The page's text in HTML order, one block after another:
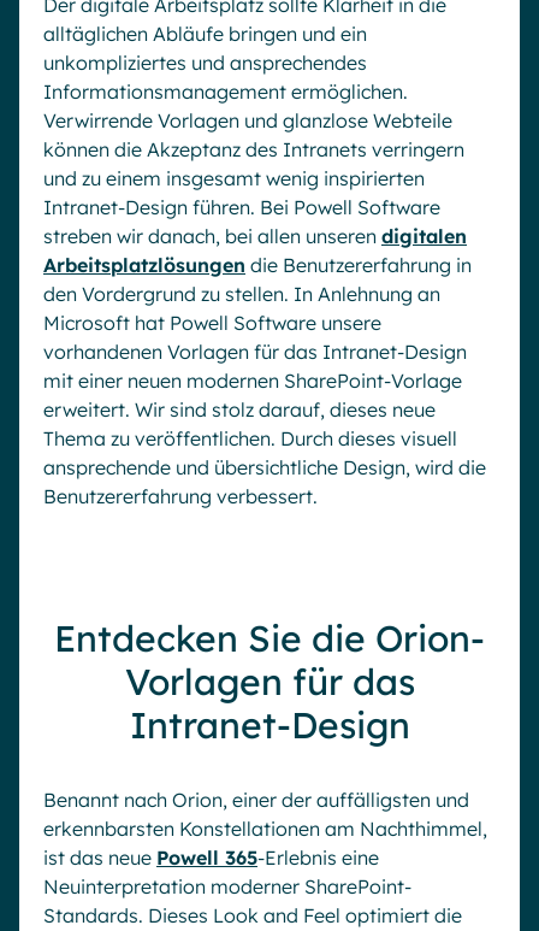
Plattform für digitale Zusammenarbeit
Digital Hub
Wissensbasis
Effizientes Wissensmanagement am Arbeitsplatz
Microsoft Gold Partner
Zertifizierter Microsoft-Experte
EnglishFrançaisDeutsch
Der digitale Arbeitsplatz sollte Klarheit in die
alltäglichen Abläufe bringen und ein
unkompliziertes und ansprechendes
Informationsmanagement ermöglichen.
Verwirrende Vorlagen und glanzlose Webteile
können die Akzeptanz des Intranets verringern
und zu einem insgesamt wenig inspirierten
Intranet-Design führen. Bei Powell Software
streben wir danach, bei allen unseren digitalen
Arbeitsplatzlösungen die Benutzererfahrung in
den Vordergrund zu stellen. In Anlehnung an
Microsoft hat Powell Software unsere
vorhandenen Vorlagen für das Intranet-Design
mit einer neuen modernen SharePoint-Vorlage
erweitert. Wir sind stolz darauf, dieses neue
Thema zu veröffentlichen. Durch dieses visuell
ansprechende und übersichtliche Design, wird die
Benutzererfahrung verbessert.
Entdecken Sie die Orion-
Vorlagen für das
Intranet-Design
Benannt nach Orion, einer der auffälligsten und
erkennbarsten Konstellationen am Nachthimmel,
ist das neue Powell 365-Erlebnis eine
Neuinterpretation moderner SharePoint-
Standards. Dieses Look and Feel optimiert die